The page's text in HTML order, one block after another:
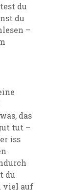
du
du
–
das
tut –
iss
du
viel auf